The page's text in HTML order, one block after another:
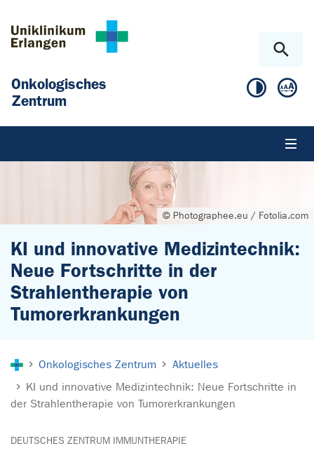
Onkologisches
Zentrum
© Photographee.eu / Fotolia.com
KI und innovative Medizintechnik:
Neue Fortschritte in der
Strahlentherapie von
Tumorerkrankungen
Onkologisches Zentrum
Aktuelles
KI und innovative Medizintechnik: Neue Fortschritte in
der Strahlentherapie von Tumorerkrankungen
DEUTSCHES ZENTRUM IMMUNTHERAPIE